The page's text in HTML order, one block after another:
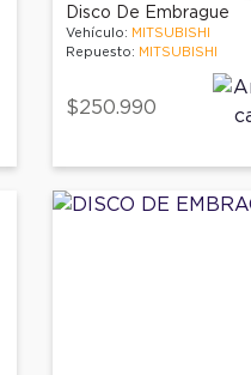
Disco De Embrague
Vehículo: MITSUBISHI
Repuesto: MITSUBISHI
$250.990